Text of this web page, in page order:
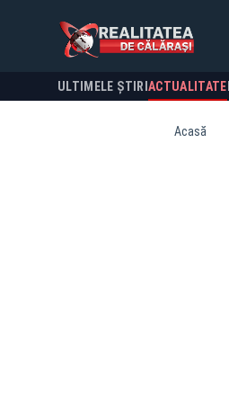
ULTIMELE ȘTIRI ACTUALITATE
Acasă